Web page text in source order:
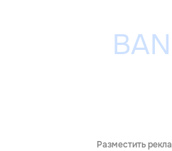
Разместить